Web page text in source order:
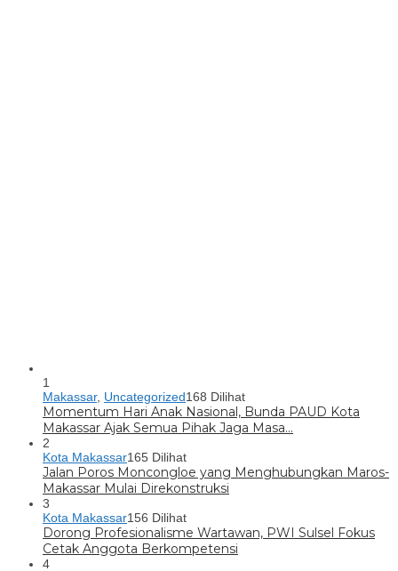
1
Makassar, Uncategorized168 Dilihat
Momentum Hari Anak Nasional, Bunda PAUD Kota
Makassar Ajak Semua Pihak Jaga Masa…
2
Kota Makassar165 Dilihat
Jalan Poros Moncongloe yang Menghubungkan Maros-
Makassar Mulai Direkonstruksi
3
Kota Makassar156 Dilihat
Dorong Profesionalisme Wartawan, PWI Sulsel Fokus
Cetak Anggota Berkompetensi
4